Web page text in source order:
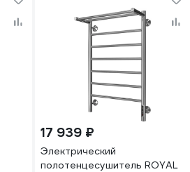
17 939 ₽
Электрический
полотенцесушитель ROYAL